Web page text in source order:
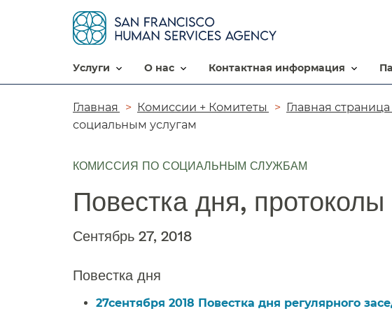
услуги​​ о нас​​ контактная информация​​
Цепочка
навигации​​
Главная​​ Комиссии + Комитеты​​ Главная
социальным услугам​​
КОМИССИЯ ПО СОЦИАЛЬНЫМ СЛУЖБАМ
Повестка дня,
Сентябрь 27, 2018​​
Повестка дня​​
27сентября 2018 Повестка дня регулярного